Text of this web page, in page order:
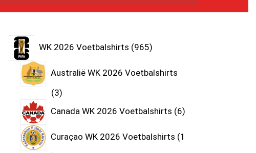
WK 2026 Voetbalshirts 965
Australië WK 2026 Voetbalshirts
3
Canada WK 2026 Voetbalshirts 6
Curaçao WK 2026 Voetbalshirts 1